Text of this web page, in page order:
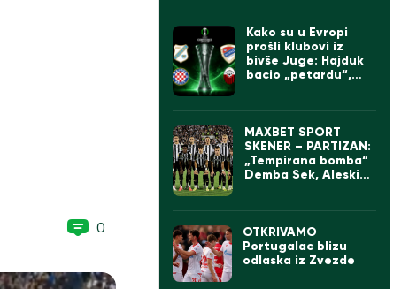
0
Kako su u Evropi
prošli klubovi iz
bivše Juge: Hajduk
bacio „petardu“,
MAXBET SPORT
SKENER – PARTIZAN:
„Tempirana bomba“
Demba Sek, Aleskić
OTKRIVAMO
Portugalac blizu
odlaska iz Zvezde